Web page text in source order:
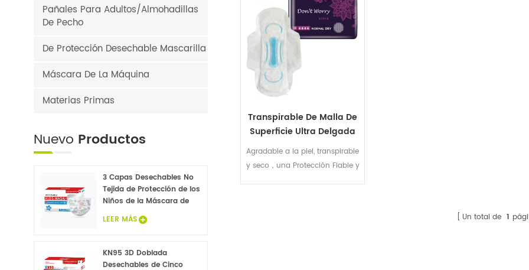
Transpirable De Malla De
Superficie Ultra Delgada
De Las Señoras De Toallas
Sanitarias
Agradable a la piel, transpirable
y seco，una Protección Fiable y
Un total de 1
Pañales Para Adultos/Almohadillas
De Pecho
De Protección Desechable Mascarilla
Máscara De La Máquina
Materias Primas
Nuevo Productos
3 Capas Desechables No
Tejida de Protección de los
Niños de la Máscara de
Cara 20PCS
LEER MÁS
KN95 3D Doblada
Desechables de Cinco